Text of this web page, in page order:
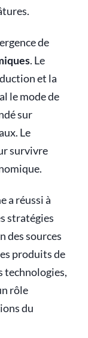
de
. Le
et la
le mode de
sur
Le
survivre
a réussi à
stratégies
des sources
produits de
technologies,
rôle
du